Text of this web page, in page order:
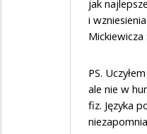
jak
i
Mickiewicza
PS.
ale nie w
fiz. Języka